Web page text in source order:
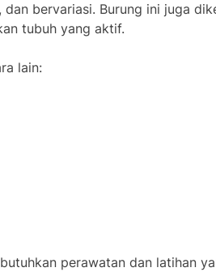
bervariasi. Burung ini juga
tubuh yang aktif.
lain:
perawatan dan latihan